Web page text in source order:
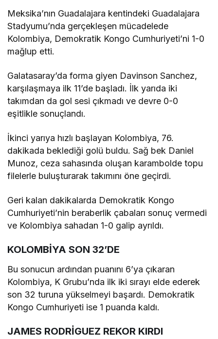
Meksika’nın Guadalajara kentindeki Guadalajara
Stadyumu’nda gerçekleşen mücadelede
Kolombiya, Demokratik Kongo Cumhuriyeti’ni 1-0
mağlup etti.
Galatasaray’da forma giyen Davinson Sanchez,
karşılaşmaya ilk 11’de başladı. İlk yarıda iki
takımdan da gol sesi çıkmadı ve devre 0-0
eşitlikle sonuçlandı.
İkinci yarıya hızlı başlayan Kolombiya, 76.
dakikada beklediği golü buldu. Sağ bek Daniel
Munoz, ceza sahasında oluşan karambolde topu
filelerle buluşturarak takımını öne geçirdi.
Geri kalan dakikalarda Demokratik Kongo
Cumhuriyeti’nin beraberlik çabaları sonuç vermedi
ve Kolombiya sahadan 1-0 galip ayrıldı.
KOLOMBİYA SON 32’DE
Bu sonucun ardından puanını 6’ya çıkaran
Kolombiya, K Grubu’nda ilk iki sırayı elde ederek
son 32 turuna yükselmeyi başardı. Demokratik
Kongo Cumhuriyeti ise 1 puanda kaldı.
JAMES RODRİGUEZ REKOR KIRDI